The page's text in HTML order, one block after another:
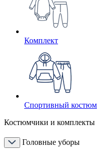
Комплект
Спортивный костюм
Костюмчики и комплекты
Головные уборы